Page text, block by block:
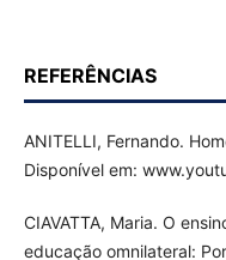
REFERÊNCIAS
ANITELLI, Fernando.
Disponível em:
CIAVATTA, Maria. O
educação omnilateral: